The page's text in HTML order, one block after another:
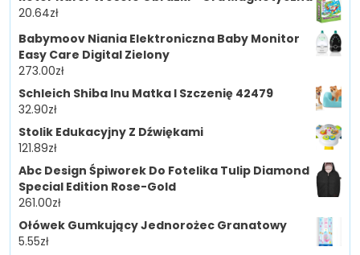
20.64zł
Babymoov Niania Elektroniczna Baby Monitor
Easy Care Digital Zielony
273.00zł
Schleich Shiba Inu Matka I Szczenię 42479
32.90zł
Stolik Edukacyjny Z Dźwiękami
121.89zł
Abc Design Śpiworek Do Fotelika Tulip Diamond
Special Edition Rose-Gold
261.00zł
Ołówek Gumkujący Jednorożec Granatowy
5.55zł